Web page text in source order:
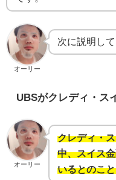
オーリー
次に説明して
UBSがクレディ・ス
オーリー
クレディ・
中、スイス
いるとのこ